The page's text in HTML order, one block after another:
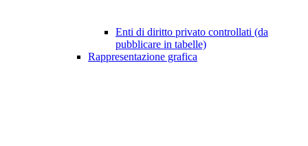
Enti di diritto privato controllati (da
pubblicare in tabelle)
Rappresentazione grafica